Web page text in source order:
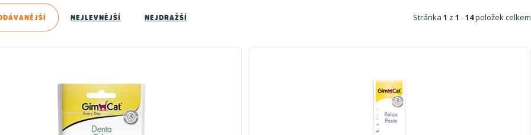
Stránka 1 z 1 -14položek celkem
NEJLEVNĚJŠÍ NEJDRAŽŠÍ